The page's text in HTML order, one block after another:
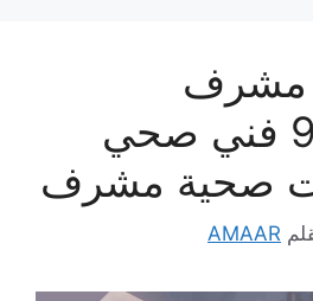
مشرف
99009522 فني صحي
صحية مشرف
AMAAR